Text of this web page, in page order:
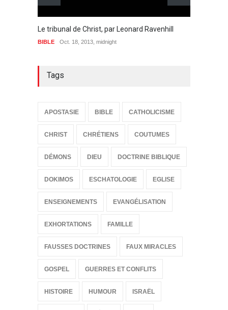
Le tribunal de Christ, par Leonard Ravenhill
BIBLE Oct. 18, 2013, midnight
Tags
APOSTASIE BIBLE CATHOLICISME
CHRIST CHRÉTIENS COUTUMES
DÉMONS DIEU DOCTRINE BIBLIQUE
DOKIMOS ESCHATOLOGIE EGLISE
ENSEIGNEMENTS EVANGÉLISATION
EXHORTATIONS FAMILLE
FAUSSES DOCTRINES FAUX MIRACLES
GOSPEL GUERRES ET CONFLITS
HISTOIRE HUMOUR ISRAËL